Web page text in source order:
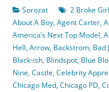
Sorozat 2 Broke
About A Boy,Agent Carter,
America’s Next Top Model,
Hell,Arrow, Backstrom, Bad
Black-ish, Blindspot, Blue
Nine,Castle,Celebrity
Chicago Med,Chicago PD,